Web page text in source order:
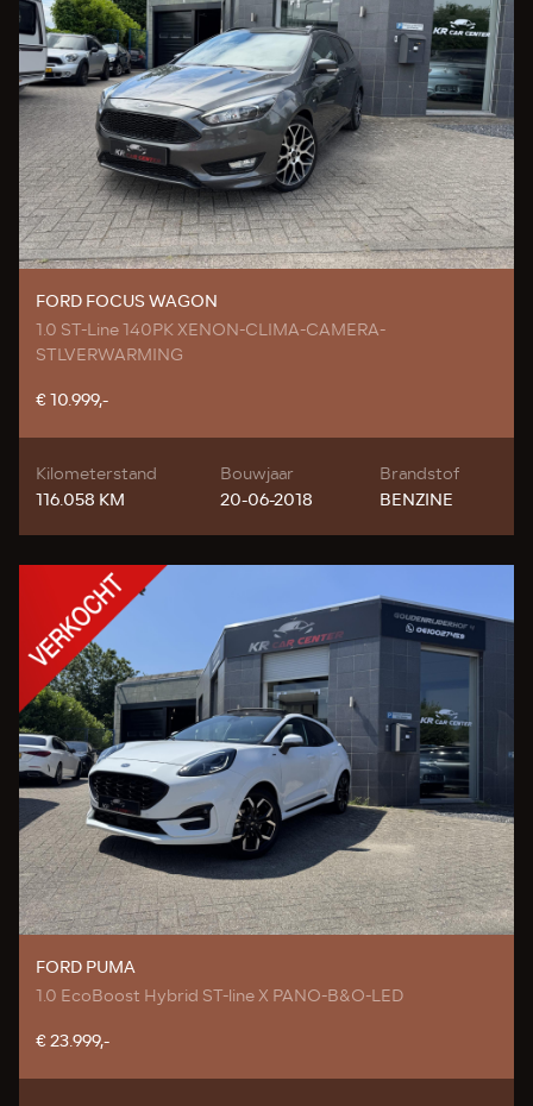
FORD FOCUS WAGON
1.0 ST-Line 140PK XENON-CLIMA-CAMERA-
STLVERWARMING
€ 10.999,-
Kilometerstand
116.058 KM
Bouwjaar
20-06-2018
Brandstof
BENZINE
FORD PUMA
1.0 EcoBoost Hybrid ST-line X PANO-B&O-LED
€ 23.999,-